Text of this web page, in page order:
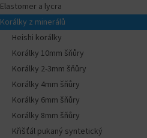
Elastomer a lycra
Korálky z minerálů
Heishi korálky
Korálky 10mm šňůry
Korálky 2-3mm šňůry
Korálky 4mm šňůry
Korálky 6mm šňůry
Korálky 8mm šňůry
Křišťál pukaný syntetický